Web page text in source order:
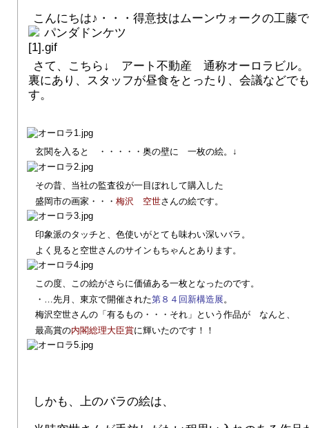
こんにちは♪・・・得意技はムーンウォークの工藤
さて、こちら↓ アート不動産 通称オーロラビル。
裏にあり、 スタッフが昼食をとったり、 会議などで
す。
玄関を入ると ・・・・・奥の壁に 一枚の絵。↓
その昔、当社の監査役が一目ぼれして購入した
盛岡市の画家・・・ 梅沢 空世さんの絵です。
印象派のタッチと、色使いがとても味わい深いバラ。
よく見ると空世さんのサインもちゃんとあります。
この度、この絵がさらに価値ある一枚となったのです。
・…先月、東京で開催された第８４回新構造展 。
梅沢空世さんの「有るもの・・・それ」という作品が なんと、
最高賞の内閣総理大臣賞に輝いたのです！！
しかも、上のバラの絵は、